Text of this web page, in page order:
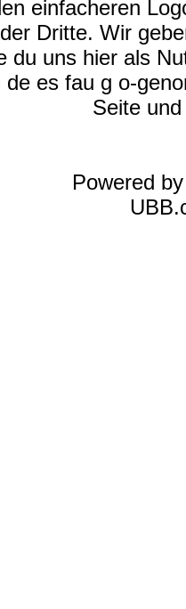
einfacheren
Dritte. Wir
du uns hier als
es fau g o-
Seite
Powered